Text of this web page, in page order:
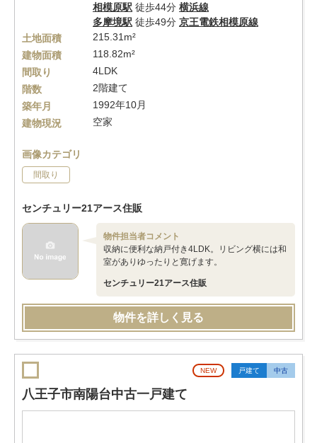
相模原駅 徒歩44分 横浜線
多摩境駅 徒歩49分 京王電鉄相模原線
土地面積
215.31m²
建物面積
118.82m²
間取り
4LDK
階数
2階建て
築年月
1992年10月
建物現況
空家
画像カテゴリ
間取り
センチュリー21アース住販
物件担当者コメント
収納に便利な納戸付き4LDK。リビング横には和
室がありゆったりと寛げます。
センチュリー21アース住販
物件を詳しく見る
NEW 戸建て 中古
八王子市南陽台中古一戸建て